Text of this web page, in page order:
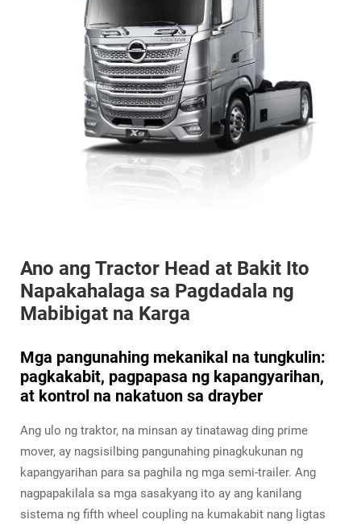
Ano ang Tractor Head at Bakit Ito
Napakahalaga sa Pagdadala ng
Mabibigat na Karga
Mga pangunahing mekanikal na tungkulin:
pagkakabit, pagpapasa ng kapangyarihan,
at kontrol na nakatuon sa drayber
Ang ulo ng traktor, na minsan ay tinatawag ding prime
mover, ay nagsisilbing pangunahing pinagkukunan ng
kapangyarihan para sa paghila ng mga semi-trailer. Ang
nagpapakilala sa mga sasakyang ito ay ang kanilang
sistema ng fifth wheel coupling na kumakabit nang ligtas